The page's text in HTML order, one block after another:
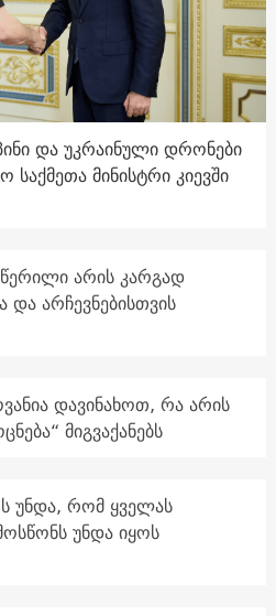
და უკრაინული დრონები
საქმეთა მინისტრი კიევში
წერილი არის კარგად
არჩევნებისთვის
დავინახოთ, რა არის
მიგვაქანებს
უნდა, რომ ყველას
უნდა იყოს